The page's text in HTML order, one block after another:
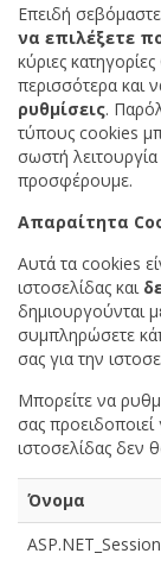
Επειδή σεβόμαστε
να επιλέξετε
κύριες
περισσότερα και
ρυθμίσεις.
τύπους cookies
σωστή λειτουργία
προσφέρουμε.
Απαραίτητα
Αυτά τα cookies
ιστοσελίδας και
δημιουργούνται
συμπληρώσετε
σας για την
Μπορείτε να
σας
ιστοσελίδας δεν
Όνομα